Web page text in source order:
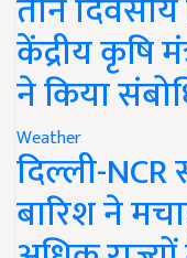
केंद्रीय कृषि
ने किया
Weather
दिल्ली-
बारिश ने